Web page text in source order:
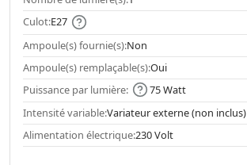
Culot:E27
Ampoule(s) fournie(s):Non
Ampoule(s) remplaçable(s):Oui
Puissance par lumière:
75 Watt
Intensité variable:Variateur externe (non inclus)
Alimentation électrique:230 Volt